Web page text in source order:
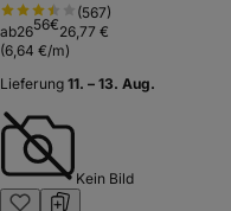
(567)
ab2656€26,77 €
(6,64 €/m)
Lieferung 11. – 13. Aug.
Kein Bild